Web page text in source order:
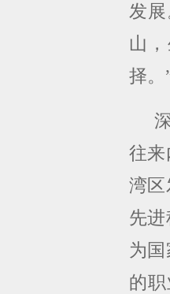
发
山
择。
往
湾
先
为
的